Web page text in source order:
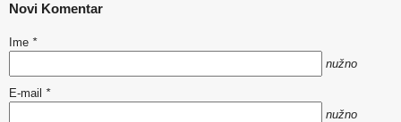
Novi Komentar
Ime *
nužno
E-mail *
nužno